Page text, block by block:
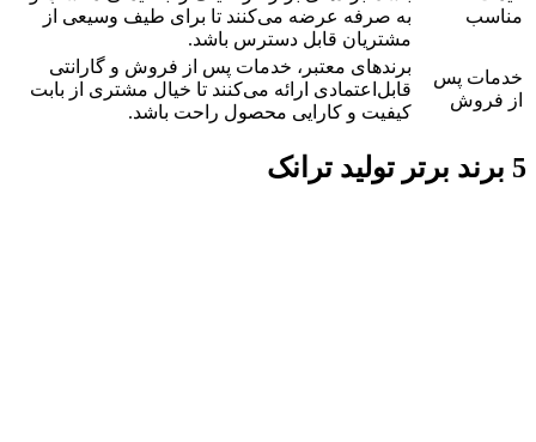
مناسب
به صرفه عرضه می‌کنند تا برای طیف وسیعی از
مشتریان قابل دسترس باشد.
خدمات پس
از فروش
برندهای معتبر، خدمات پس از فروش و گارانتی
قابل‌اعتمادی ارائه می‌کنند تا خیال مشتری از بابت
کیفیت و کارایی محصول راحت باشد.
5 برند برتر تولید ترانک